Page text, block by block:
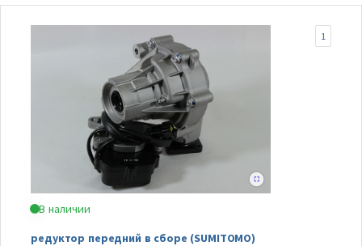
В наличии
редуктор передний в сборе (SUMITOMO)
1